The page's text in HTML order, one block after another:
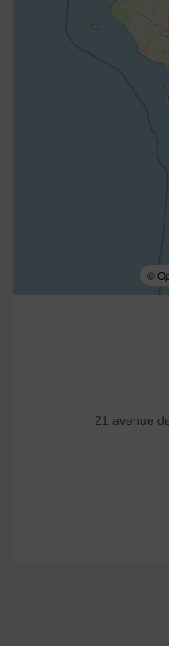
©
21 avenue